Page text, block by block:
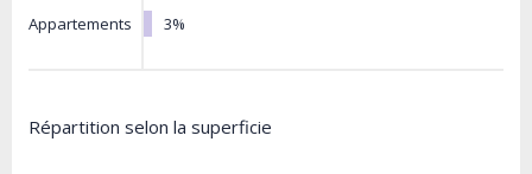
Appartements 3%
Répartition selon la superficie